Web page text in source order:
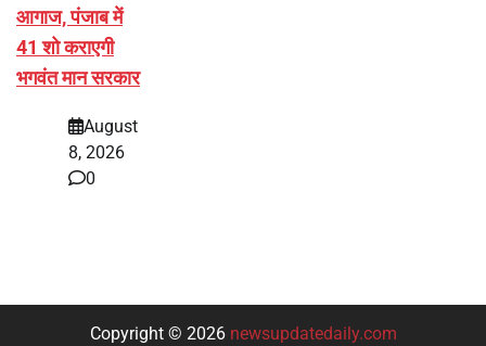
आगाज, पंजाब में
41 शो कराएगी
भगवंत मान सरकार
August
8, 2026
0
Copyright © 2026 newsupdatedaily.com